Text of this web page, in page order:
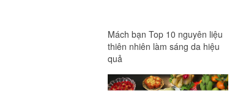
Mách bạn Top 10 nguyên liệu
thiên nhiên làm sáng da hiệu
quả